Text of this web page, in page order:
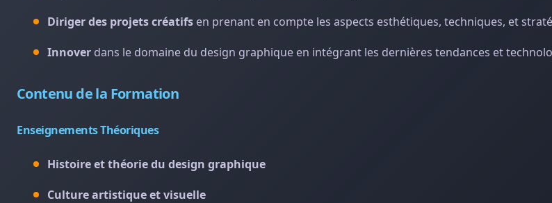
Diriger des projets créatifs en prenant en compte les aspects esthétiques, techniques, et
Innover dans le domaine du design graphique en intégrant les dernières tendances et
Contenu de la Formation
Enseignements Théoriques
Histoire et théorie du design graphique
Culture artistique et visuelle